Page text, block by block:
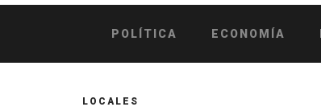
POLÍTICA ECONOMÍA
LOCALES